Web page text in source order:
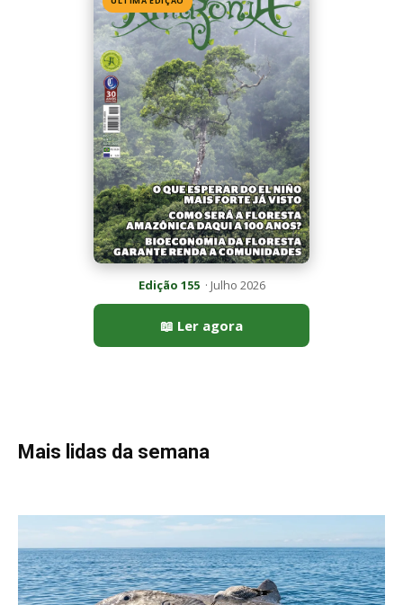
📖 Ler agora
Mais lidas da semana
Peixe-lua emerge horizontalmente na superfície oceânica para
permitir que aves marinhas removam ectoparasitas